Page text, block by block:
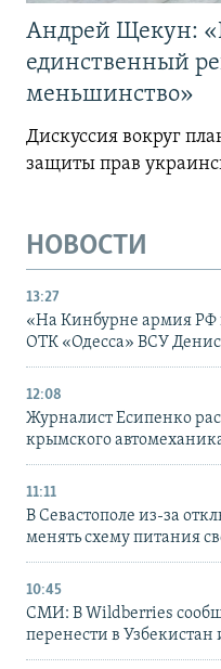
Андрей Щекун:
единственный
меньшинство»
Дискуссия вокруг
защиты прав
НОВОСТИ
13:27
«На Кинбурне армия РФ
ОТК «Одесса» ВСУ
12:08
Журналист Есипенко
крымского
11:11
В Севастополе из-за
менять схему питания
10:45
СМИ: В Wildberries
перенести в Узбекистан